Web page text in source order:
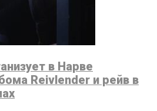
в Нарве
Reivlender и рейв в